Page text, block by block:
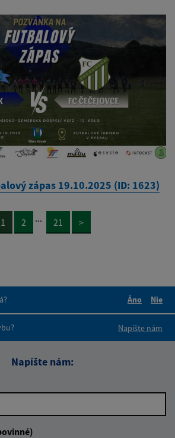
zápas 19.10.2025 (ID: 1623)
1 2 ... 21 >
Áno
Nie
Napíšte nám
Napíšte nám: